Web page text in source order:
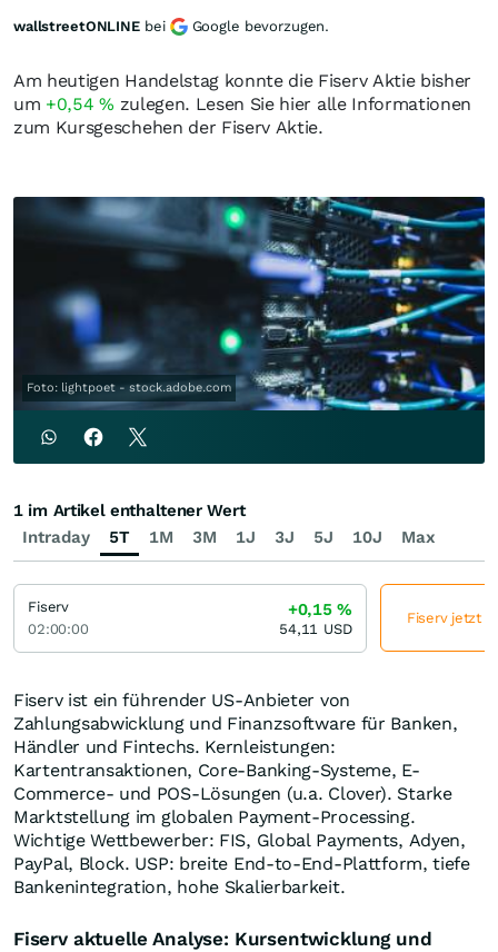
Am heutigen Handelstag konnte die Fiserv Aktie bisher
um +0,54% zulegen. Lesen Sie hier alle Informationen
zum Kursgeschehen der Fiserv Aktie.
Foto: lightpoet - stock.adobe.com
Fiserv ist ein führender US-Anbieter von
Zahlungsabwicklung und Finanzsoftware für Banken,
Händler und Fintechs. Kernleistungen:
Kartentransaktionen, Core-Banking-Systeme, E-
Commerce- und POS-Lösungen (u.a. Clover). Starke
Marktstellung im globalen Payment-Processing.
Wichtige Wettbewerber: FIS, Global Payments, Adyen,
PayPal, Block. USP: breite End-to-End-Plattform, tiefe
Bankenintegration, hohe Skalierbarkeit.
Fiserv aktuelle Analyse: Kursentwicklung und
wallstreetONLINE bei Google bevorzugen.
Intraday 5T 1M 3M 1J 3J 5J 10J Max
1 im Artikel enthaltener Wert
Fiserv
02:00:00
+0,15%
54,11 USD
Fiserv jetzt